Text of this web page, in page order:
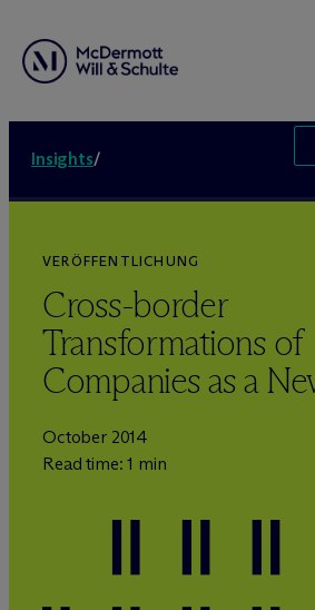
Insights/
VERÖFFENTLICHUNG
Cross-border
Transformations of
Companies as a
October 2014
Read time: 1 min